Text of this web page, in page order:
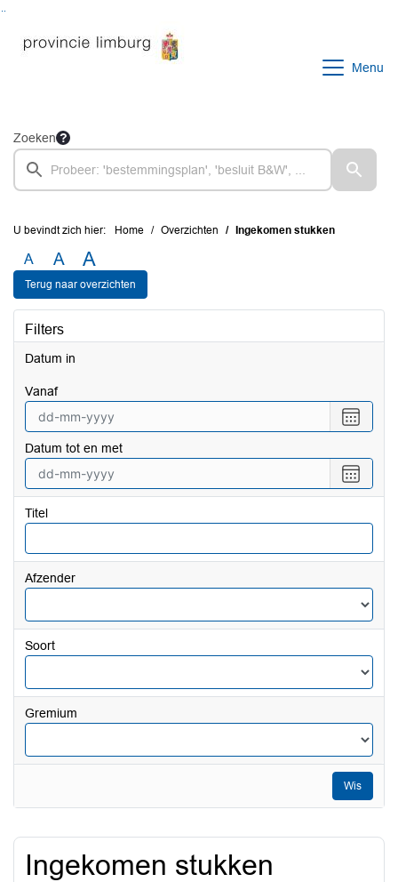
Menu
Zoeken
U bevindt zich hier: Home Overzichten Ingekomen stukken
A A A
Terug naar overzichten
Filters
Datum in
vanaf
een
vanaf
Datum tot en met
een
tot
met
Titel
Afzender
Soort
Gremium
Wis
Ingekomen stukken